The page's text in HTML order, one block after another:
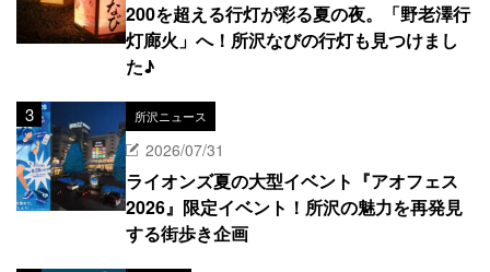
200を超える行灯が彩る夏の夜。「野老澤行
灯廊火」へ！所沢なびの行灯も見つけまし
た♪
所沢ニュース
2026/07/31
ライオンズ夏の大型イベント『アオフェス
2026』限定イベント！所沢の魅力を再発見
する街歩き企画